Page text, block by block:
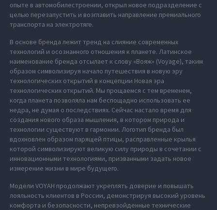
опыте в автомобилестроении, открыл новое подразделение с
целью перезапустить и возглавить направление премиального
транспорта на электротяге.
В основе бренда лежит тренд на слияние современных
технологий и осознанного отношения к планете. Латинское
наименование бренда отсылает к слову «Вояж» (Voyage), таким
образом символизируя начало путешествия в новую эру
технологических открытий в концепции Новая эра
технологических открытий. Мы прощаемся с тем временем,
когда планета позволяла нам беспощадно использовать ее
недра, не думая о последствиях. Сейчас настало время для
создания нового образа мышления, в котором природа и
технологии существуют в гармонии. Логотип бренда был
вдохновлен образом парящей птицы, расправленные крылья
которой символизируют великую силу природы в сочетании с
инновационными технологиями, призванными задать новое
измерение жизни в мире будущего.
Модели VOYAH продолжают укреплять доверие и повышать
лояльность клиентов в России, демонстрируя высокий уровень
комфорта и безопасности, непревзойденные технические